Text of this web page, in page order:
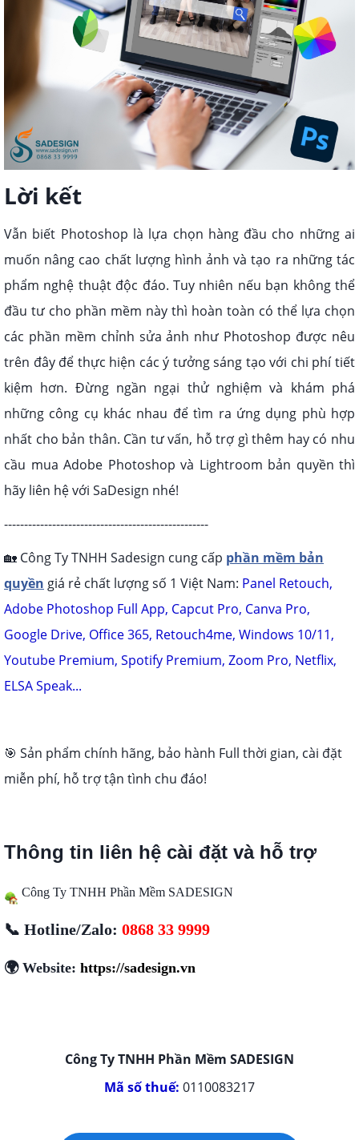
Lời kết
Vẫn biết Photoshop là lựa chọn hàng đầu cho những ai
muốn nâng cao chất lượng hình ảnh và tạo ra những tác
phẩm nghệ thuật độc đáo. Tuy nhiên nếu bạn không thể
đầu tư cho phần mềm này thì hoàn toàn có thể lựa chọn
các phần mềm chỉnh sửa ảnh như Photoshop được nêu
trên đây để thực hiện các ý tưởng sáng tạo với chi phí tiết
kiệm hơn. Đừng ngần ngại thử nghiệm và khám phá
những công cụ khác nhau để tìm ra ứng dụng phù hợp
nhất cho bản thân. Cần tư vấn, hỗ trợ gì thêm hay có nhu
cầu mua Adobe Photoshop và Lightroom bản quyền thì
hãy liên hệ với SaDesign nhé!
---------------------------------------------------
🏡 Công Ty TNHH Sadesign cung cấp phần mềm bản
quyền giá rẻ chất lượng số 1 Việt Nam: Panel Retouch,
Adobe Photoshop Full App, Capcut Pro, Canva Pro,
Google Drive, Office 365, Retouch4me, Windows 10/11,
Youtube Premium, Spotify Premium, Zoom Pro, Netflix,
ELSA Speak...
🎯 Sản phẩm chính hãng, bảo hành Full thời gian, cài đặt
miễn phí, hỗ trợ tận tình chu đáo!
Thông tin liên hệ cài đặt và hỗ trợ
Công Ty TNHH Phần Mềm SADESIGN
📞 Hotline/Zalo: 0868 33 9999
🌍 Website: https://sadesign.vn
Công Ty TNHH Phần Mềm SADESIGN
Mã số thuế: 0110083217